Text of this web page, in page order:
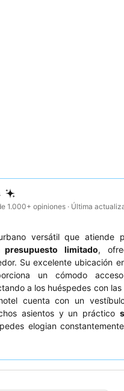
1.000+ opiniones · Última
versátil que atiende
limitado,
Su excelente ubicación
un cómodo
a los huéspedes con
cuenta con un
asientos y un práctico
elogian
Para una estancia más